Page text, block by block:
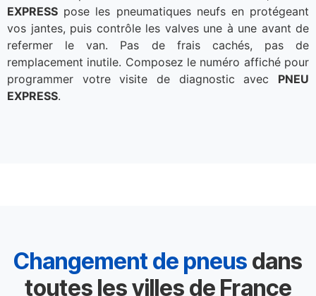
EXPRESS pose les pneumatiques neufs en protégeant
vos jantes, puis contrôle les valves une à une avant de
refermer le van. Pas de frais cachés, pas de
remplacement inutile. Composez le numéro affiché pour
programmer votre visite de diagnostic avec PNEU
EXPRESS.
Changement de pneus dans
toutes les villes de France